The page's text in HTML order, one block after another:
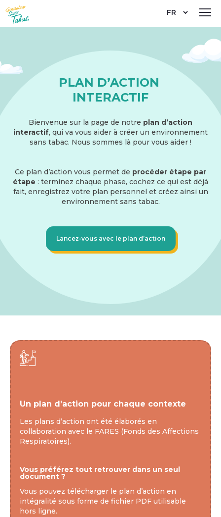
au
contenu
Select
PLAN D’ACTION
INTERACTIF
Bienvenue sur la page de notre plan d’action
interactif, qui va vous aider à créer un environnement
sans tabac. Nous sommes là pour vous aider !
Ce plan d’action vous permet de procéder étape par
étape : terminez chaque phase, cochez ce qui est déjà
fait, enregistrez votre plan personnel et créez ainsi un
environnement sans tabac.
Lancez-vous avec le plan d’action
Un plan d’action pour chaque contexte
Les plans d’action ont été élaborés en
collaboration avec le FARES (Fonds des Affections
Respiratoires).
Vous préférez tout retrouver dans un seul
document ?
Vous pouvez télécharger le plan d’action en
intégralité sous forme de fichier PDF utilisable
hors ligne.